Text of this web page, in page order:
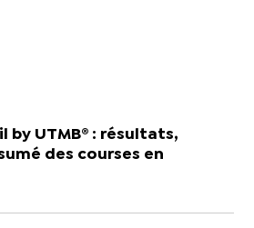
by UTMB® : résultats,
des courses en